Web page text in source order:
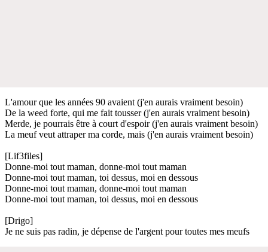
L'amour que les années 90 avaient (j'en aurais vraiment besoin)
De la weed forte, qui me fait tousser (j'en aurais vraiment besoin)
Merde, je pourrais être à court d'espoir (j'en aurais vraiment besoin)
La meuf veut attraper ma corde, mais (j'en aurais vraiment besoin)
[Lif3files]
Donne-moi tout maman, donne-moi tout maman
Donne-moi tout maman, toi dessus, moi en dessous
Donne-moi tout maman, donne-moi tout maman
Donne-moi tout maman, toi dessus, moi en dessous
[Drigo]
Je ne suis pas radin, je dépense de l'argent pour toutes mes meufs